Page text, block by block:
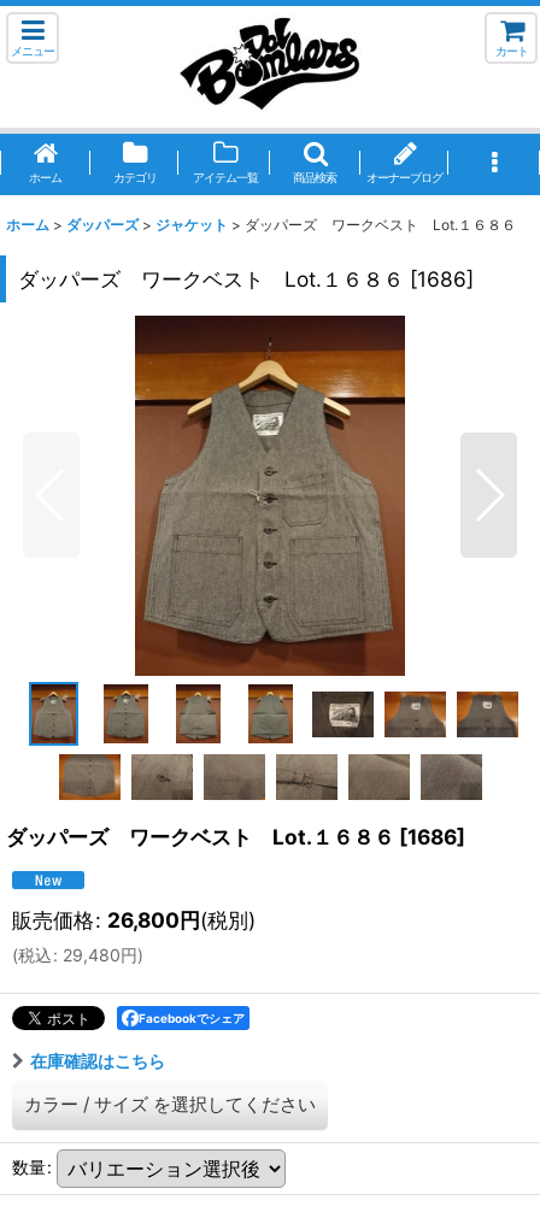
メニュー カート
ホーム カテゴリ アイテム一覧 商品検索 オーナーブログ
ホーム > ダッパーズ > ジャケット > ダッパーズ ワークベスト Lot.１６８６
ダッパーズ ワークベスト Lot.１６８６ [1686]
ダッパーズ ワークベスト Lot.１６８６ [1686]
販売価格: 26,800円(税別)
(税込: 29,480円)
Facebookでシェア
在庫確認はこちら
カラー / サイズ を選択してください
数量: